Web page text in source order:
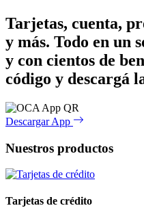
Tarjetas, cuenta,
y más. Todo en un
y con cientos de
código y descargá
Descargar App
Nuestros productos
Tarjetas de crédito